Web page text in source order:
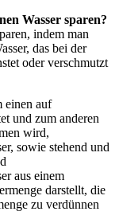
Wasser sparen?
indem man
das bei der
oder verschmutzt
einen auf
und zum anderen
wird,
sowie stehend und
aus einem
darstellt, die
zu verdünnen